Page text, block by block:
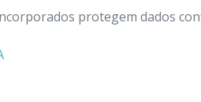
protegem dados